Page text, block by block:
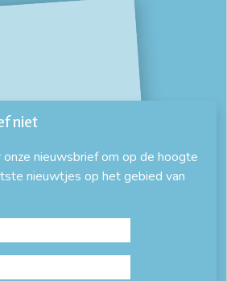
niet
onze nieuwsbrief om op de hoogte
nieuwtjes op het gebied van